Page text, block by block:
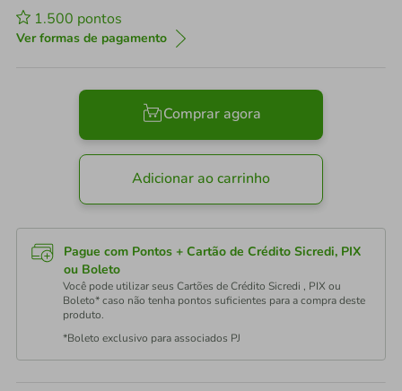
1.500 pontos
Ver formas de pagamento
Comprar agora
Adicionar ao carrinho
Pague com Pontos + Cartão de Crédito Sicredi, PIX
ou Boleto
Você pode utilizar seus Cartões de Crédito Sicredi , PIX ou
Boleto* caso não tenha pontos suficientes para a compra deste
produto.
*Boleto exclusivo para associados PJ